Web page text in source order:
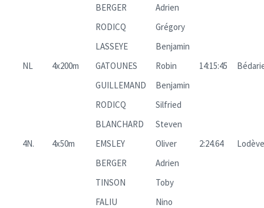
BERGER
Adrien
RODICQ
Grégory
LASSEYE
Benjamin
NL
4x200m GATOUNES Robin 14:15:45
GUILLEMAND
Benjamin
RODICQ
Silfried
BLANCHARD
Steven
4N.
4x50m EMSLEY Oliver 2:24.64
Lodève
BERGER
Adrien
TINSON
Toby
FALIU
Nino